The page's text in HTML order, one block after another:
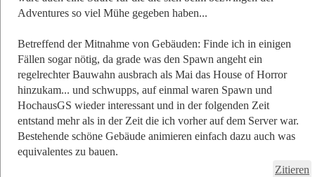
Adventures so viel Mühe gegeben haben...
Betreffend der Mitnahme von Gebäuden: Finde ich in einigen
Fällen sogar nötig, da grade was den Spawn angeht ein
regelrechter Bauwahn ausbrach als Mai das House of Horror
hinzukam... und schwupps, auf einmal waren Spawn und
HochausGS wieder interessant und in der folgenden Zeit
entstand mehr als in der Zeit die ich vorher auf dem Server war.
Bestehende schöne Gebäude animieren einfach dazu auch was
equivalentes zu bauen.
Zitieren